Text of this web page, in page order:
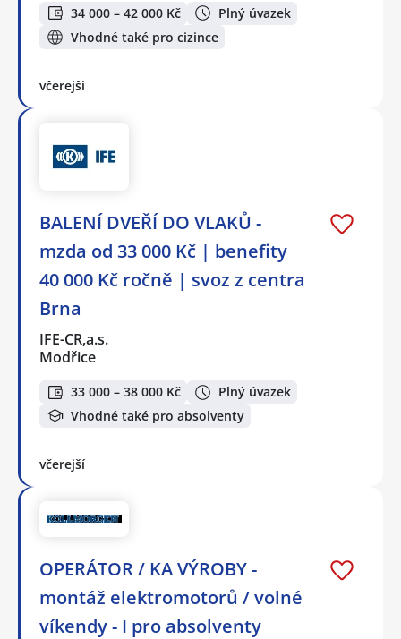
34 000 – 42 000 Kč
Plný úvazek
Vhodné také pro cizince
včerejší
BALENÍ DVEŘÍ DO VLAKŮ -
mzda od 33 000 Kč | benefity
40 000 Kč ročně | svoz z centra
Brna
IFE-CR,a.s.
Modřice
33 000 – 38 000 Kč
Plný úvazek
Vhodné také pro absolventy
včerejší
OPERÁTOR / KA VÝROBY -
montáž elektromotorů / volné
víkendy - I pro absolventy